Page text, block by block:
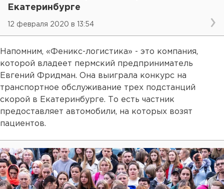
Екатеринбурге
12 февраля 2020 в 13:54
Напомним, «Феникс-логистика» - это компания,
которой владеет пермский предприниматель
Евгений Фридман. Она выиграла конкурс на
транспортное обслуживание трех подстанций
скорой в Екатеринбурге. То есть частник
предоставляет автомобили, на которых возят
пациентов.